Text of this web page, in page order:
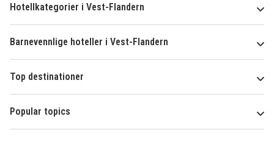
Hotellkategorier i Vest-Flandern
Barnevennlige hoteller i Vest-Flandern
Top destinationer
Popular topics